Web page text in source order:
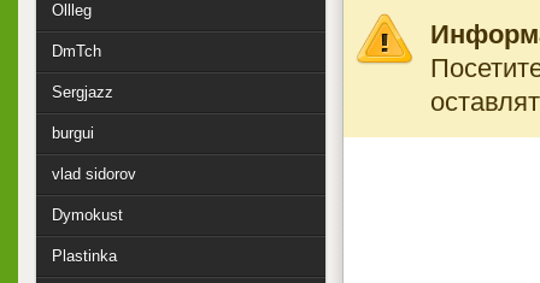
Ollleg
DmTch
Sergjazz
burgui
vlad sidorov
Dymokust
Plastinka